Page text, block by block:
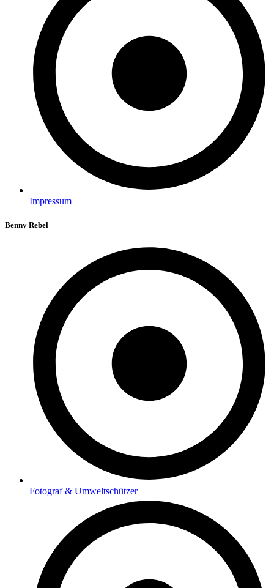
Impressum
Benny Rebel
Fotograf & Umweltschützer